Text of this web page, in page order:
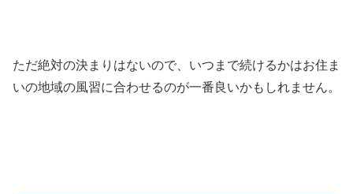
ただ絶対の決まりはないので、いつまで続けるかはお住ま
いの地域の風習に合わせるのが一番良いかもしれません。